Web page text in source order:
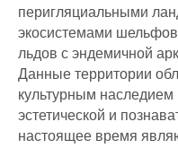
перигляциальными
экосистемами
льдов с эндемичной
Данные территории
культурным
эстетической и
настоящее время